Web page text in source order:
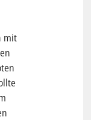
mit